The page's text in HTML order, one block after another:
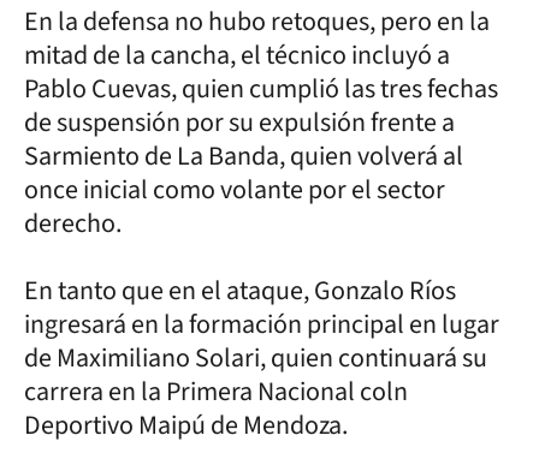
En la defensa no hubo retoques, pero en la
mitad de la cancha, el técnico incluyó a
Pablo Cuevas, quien cumplió las tres fechas
de suspensión por su expulsión frente a
Sarmiento de La Banda, quien volverá al
once inicial como volante por el sector
derecho.
En tanto que en el ataque, Gonzalo Ríos
ingresará en la formación principal en lugar
de Maximiliano Solari, quien continuará su
carrera en la Primera Nacional coln
Deportivo Maipú de Mendoza.